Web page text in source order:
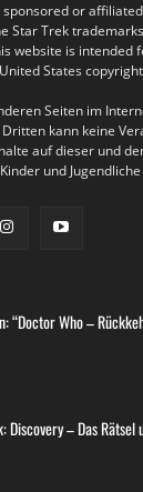
or
Star Trek
website is intended
States
Seiten im
kann keine
auf dieser und
und
“Doctor Who –
Discovery – Das Rätsel